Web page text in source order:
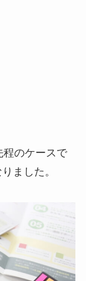
程のケースで
ました。